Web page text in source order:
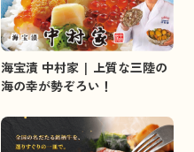
海宝漬 中村家 | 上質な三陸の
海の幸が勢ぞろい！